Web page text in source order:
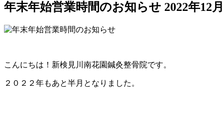
年末年始営業時間のお知らせ 2022年12
こんにちは！新検見川南花園鍼灸整骨院です。
２０２２年もあと半月となりました。